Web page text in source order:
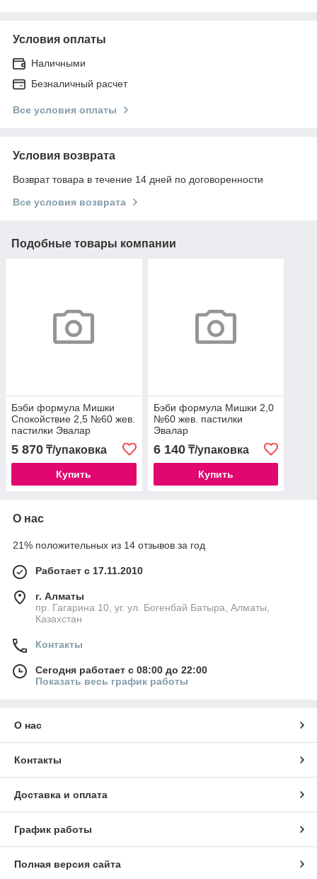
Условия оплаты
Наличными
Безналичный расчет
Все условия оплаты
Условия возврата
Возврат товара в течение 14 дней по договоренности
Все условия возврата
Подобные товары компании
Бэби формула Мишки
Спокойствие 2,5 №60 жев.
пастилки Эвалар
5 870 ₸/упаковка
Купить
Бэби формула Мишки 2,0
№60 жев. пастилки
Эвалар
6 140₸/упаковка
Купить
О нас
21% положительных из 14 отзывов за год
Работает с 17.11.2010
г. Алматы
пр. Гагарина 10, уг. ул. Богенбай Батыра, Алматы,
Казахстан
Контакты
Сегодня работает с 08:00 до 22:00
Показать весь график работы
О нас
Контакты
Доставка и оплата
График работы
Полная версия сайта